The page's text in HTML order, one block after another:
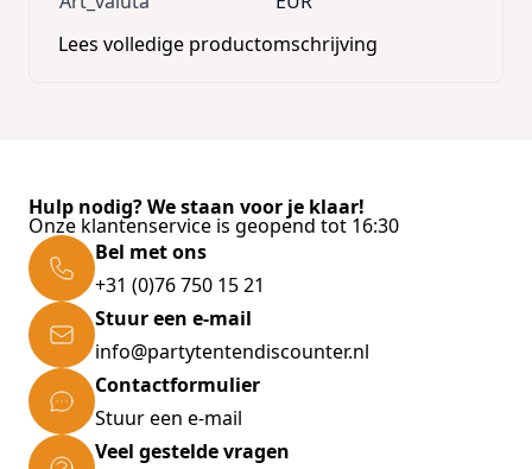
Lees volledige productomschrijving
Hulp nodig? We staan voor je klaar!
Onze klantenservice is geopend tot 16:30
Bel met ons
+31 (0)76 750 15 21
Stuur een e-mail
info@partytentendiscounter.nl
Contactformulier
Stuur een e-mail
Veel gestelde vragen